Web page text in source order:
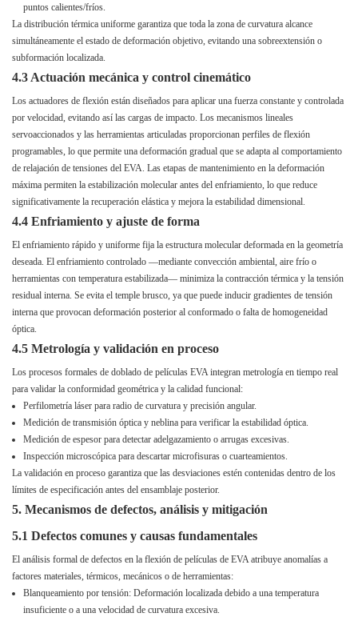
puntos calientes/fríos.
La distribución térmica uniforme garantiza que toda la zona de curvatura alcance
simultáneamente el estado de deformación objetivo, evitando una sobreextensión o
subformación localizada.
4.3 Actuación mecánica y control cinemático
Los actuadores de flexión están diseñados para aplicar una fuerza constante y controlada
por velocidad, evitando así las cargas de impacto. Los mecanismos lineales
servoaccionados y las herramientas articuladas proporcionan perfiles de flexión
programables, lo que permite una deformación gradual que se adapta al comportamiento
de relajación de tensiones del EVA. Las etapas de mantenimiento en la deformación
máxima permiten la estabilización molecular antes del enfriamiento, lo que reduce
significativamente la recuperación elástica y mejora la estabilidad dimensional.
4.4 Enfriamiento y ajuste de forma
El enfriamiento rápido y uniforme fija la estructura molecular deformada en la geometría
deseada. El enfriamiento controlado —mediante convección ambiental, aire frío o
herramientas con temperatura estabilizada— minimiza la contracción térmica y la tensión
residual interna. Se evita el temple brusco, ya que puede inducir gradientes de tensión
interna que provocan deformación posterior al conformado o falta de homogeneidad
óptica.
4.5 Metrología y validación en proceso
Los procesos formales de doblado de películas EVA integran metrología en tiempo real
para validar la conformidad geométrica y la calidad funcional:
Perfilometría láser para radio de curvatura y precisión angular.
Medición de transmisión óptica y neblina para verificar la estabilidad óptica.
Medición de espesor para detectar adelgazamiento o arrugas excesivas.
Inspección microscópica para descartar microfisuras o cuarteamientos.
La validación en proceso garantiza que las desviaciones estén contenidas dentro de los
límites de especificación antes del ensamblaje posterior.
5. Mecanismos de defectos, análisis y mitigación
5.1 Defectos comunes y causas fundamentales
El análisis formal de defectos en la flexión de películas de EVA atribuye anomalías a
factores materiales, térmicos, mecánicos o de herramientas:
Blanqueamiento por tensión: Deformación localizada debido a una temperatura
insuficiente o a una velocidad de curvatura excesiva.